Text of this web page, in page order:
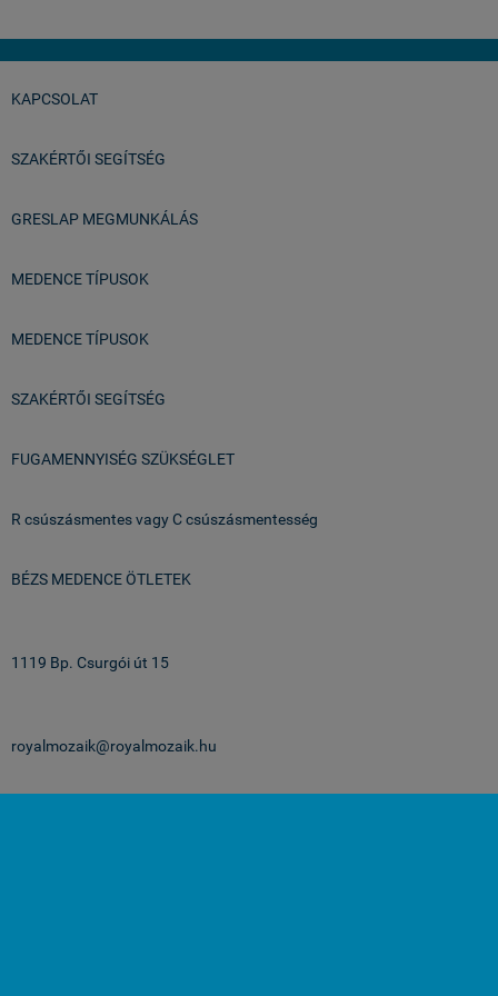
KAPCSOLAT
SZAKÉRTŐI SEGÍTSÉG
GRESLAP MEGMUNKÁLÁS
MEDENCE TÍPUSOK
MEDENCE TÍPUSOK
SZAKÉRTŐI SEGÍTSÉG
FUGAMENNYISÉG SZÜKSÉGLET
R csúszásmentes vagy C csúszásmentesség
BÉZS MEDENCE ÖTLETEK
1119 Bp. Csurgói út 15
royalmozaik@royalmozaik.hu
projekteknek: